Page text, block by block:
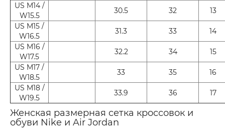
US M14 /
W15.5
30.5 32
13
US M15 /
W16.5
31.3 33
14
US M16 /
W17.5
32.2 34
15
US M17 /
W18.5
33 35
16
US M18 /
W19.5
33.9 36 17
Женская размерная сетка кроссовок и
обуви Nike и Air Jordan